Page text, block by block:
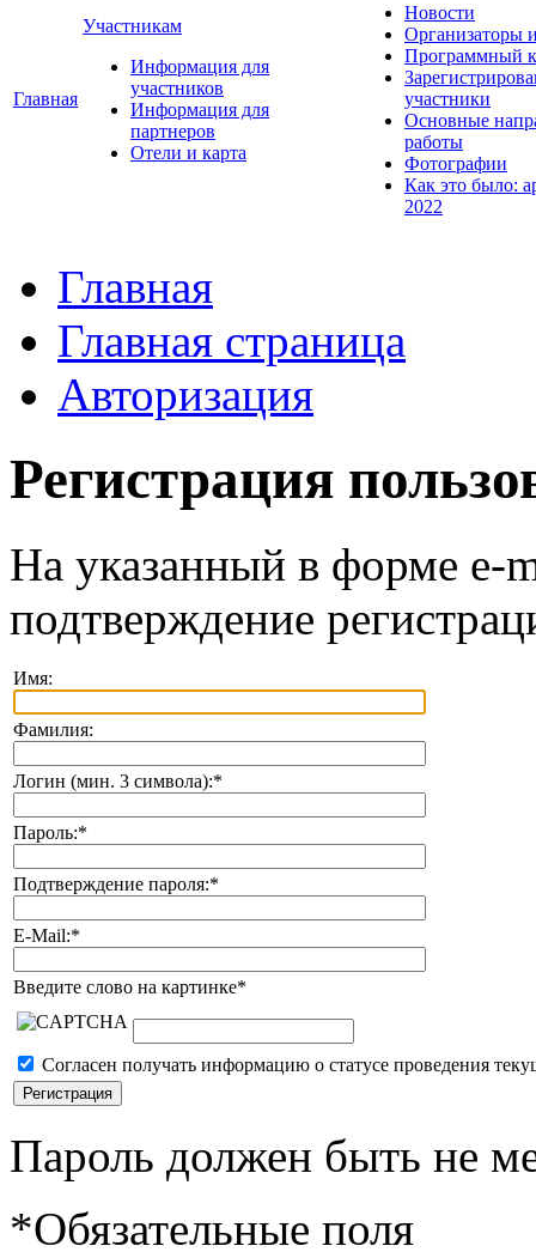
Главная
Участникам
Информация для
участников
Информация для
партнеров
Отели и карта
Новости
Организаторы
Программный
участники
Основные
работы
Фотографии
Как это было:
2022
Главная
Главная страница
Авторизация
Регистрация
На указанный в форме e-
подтверждение
Имя:
Фамилия:
Логин (мин. 3 символа):*
Пароль:*
Подтверждение пароля:*
E-Mail:*
Введите слово на картинке*
Согласен получать информацию о статусе проведения
Пароль должен быть не
*Обязательные поля